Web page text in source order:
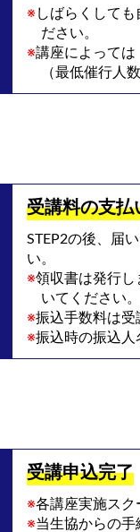
※しばらくして
ださい。
※講座によっては
（最低催行人
受講料の支払
STEP2の後、届
い。
※領収書は発行し
いてください。
※振込手数料は受
※振込時の振込人
受講申込完了
※各講座実施スク
※当生協からの手